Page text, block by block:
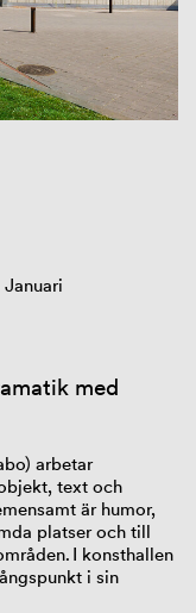
med
arbetar
text och
är humor,
platser och till
I konsthallen
i sin